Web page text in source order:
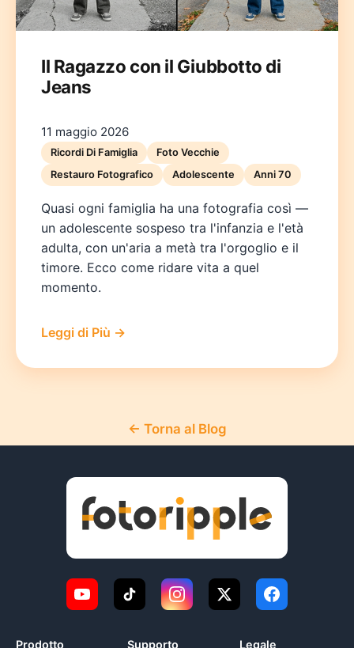
Deutsch
NederlandsPolski
Il Ragazzo con il Giubbotto di
Jeans
11 maggio 2026
Ricordi Di Famiglia
Foto Vecchie
Restauro Fotografico
Adolescente Anni 70
Quasi ogni famiglia ha una fotografia così —
un adolescente sospeso tra l'infanzia e l'età
adulta, con un'aria a metà tra l'orgoglio e il
timore. Ecco come ridare vita a quel
momento.
Leggi di Più →
← Torna al Blog
Prodotto Supporto Legale